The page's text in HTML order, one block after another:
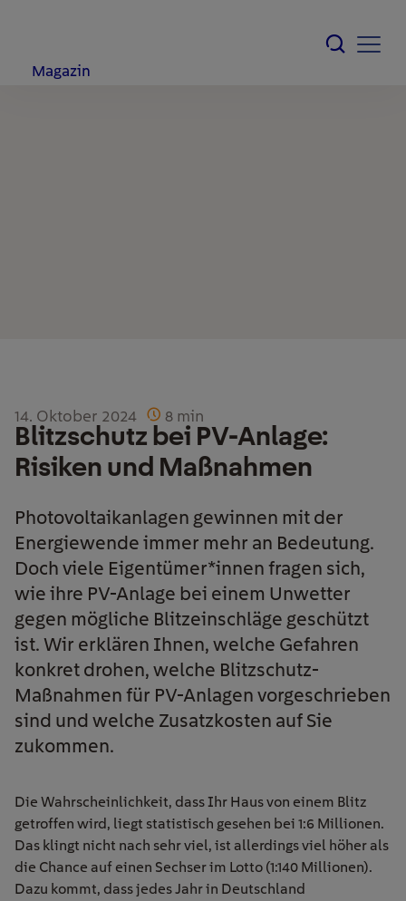
Magazin
14. Oktober 2024 8 min
Blitzschutz bei PV-Anlage:
Risiken und Maßnahmen
Photovoltaikanlagen gewinnen mit der
Energiewende immer mehr an Bedeutung.
Doch viele Eigentümer*innen fragen sich,
wie ihre PV-Anlage bei einem Unwetter
gegen mögliche Blitzeinschläge geschützt
ist. Wir erklären Ihnen, welche Gefahren
konkret drohen, welche Blitzschutz-
Maßnahmen für PV-Anlagen vorgeschrieben
sind und welche Zusatzkosten auf Sie
zukommen.
Die Wahrscheinlichkeit, dass Ihr Haus von einem Blitz
getroffen wird, liegt statistisch gesehen bei 1:6 Millionen.
Das klingt nicht nach sehr viel, ist allerdings viel höher als
die Chance auf einen Sechser im Lotto (1:140 Millionen).
Dazu kommt, dass jedes Jahr in Deutschland